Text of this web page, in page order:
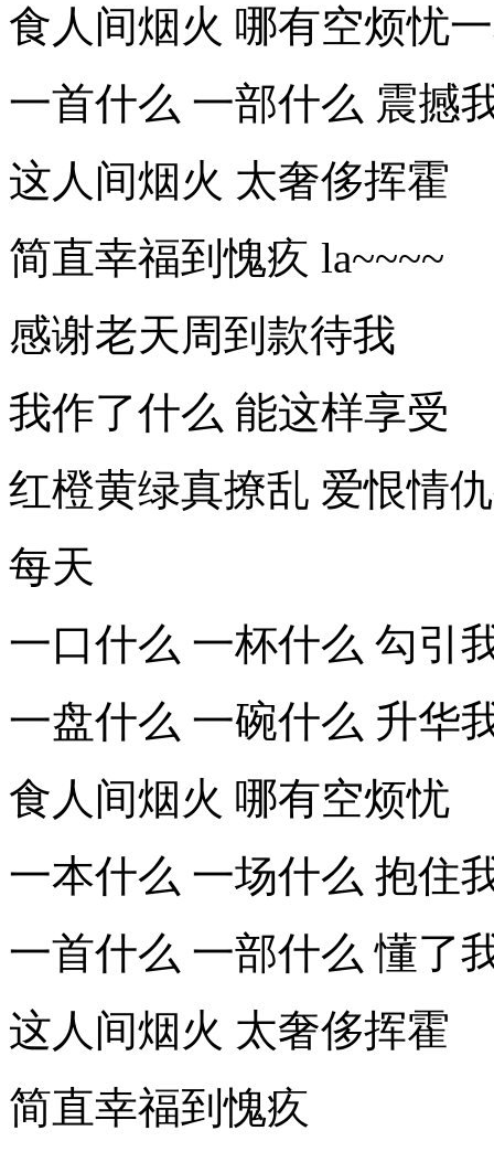
食人间烟火 哪有空烦忧
一首什么 一部什么 震撼
这人间烟火 太奢侈挥霍
简直幸福到愧疚 la~~~~
感谢老天周到款待我
我作了什么 能这样享受
红橙黄绿真撩乱 爱恨情
每天
一口什么 一杯什么 勾引
一盘什么 一碗什么 升华
食人间烟火 哪有空烦忧
一本什么 一场什么 抱住
一首什么 一部什么 懂了
这人间烟火 太奢侈挥霍
简直幸福到愧疚